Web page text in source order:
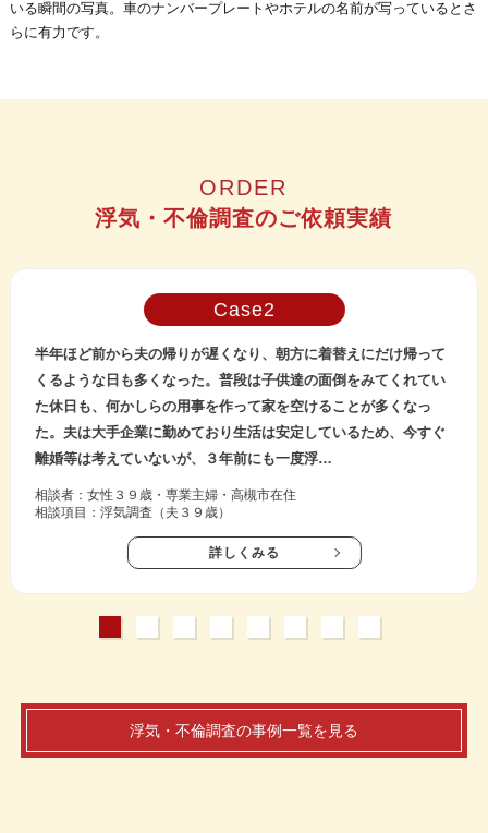
いる瞬間の写真。車のナンバープレートやホテルの名前が写っているとさ
らに有力です。
ORDER
浮気・不倫調査のご依頼実績
Case
半年ほど前から夫の帰りが遅くなり、朝方に着替えにだけ帰って
くるような日も多くなった。普段は子供達の面倒をみてくれてい
た休日も、何かしらの用事を作って家を空けることが多くなっ
た。夫は大手企業に勤めており生活は安定しているため、今すぐ
離婚等は考えていないが、３年前にも一度浮…
相談者：女性３９歳・専業主婦・高槻市在住
相談項目：浮気調査（夫３９歳）
詳しくみる
浮気・不倫調査の事例一覧を見る